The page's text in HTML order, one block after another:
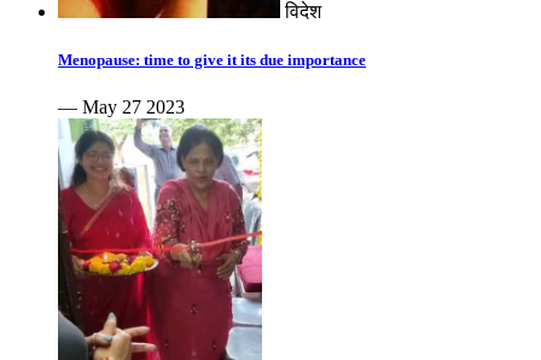
विदेश
Menopause: time to give it its due importance
— May 27 2023